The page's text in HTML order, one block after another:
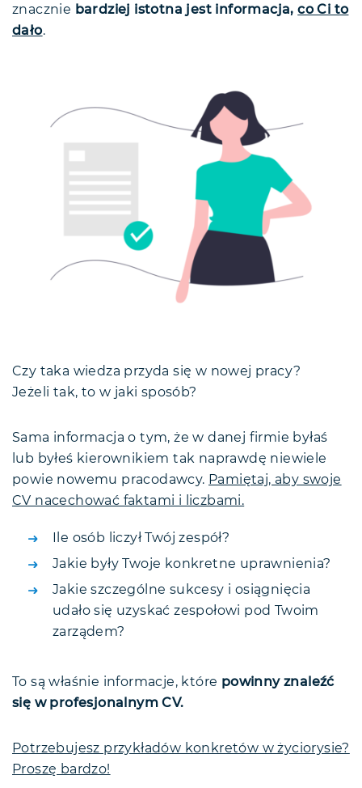
znacznie bardziej istotna jest informacja,co Ci to
dało.
Czy taka wiedza przyda się w nowej pracy?
Jeżeli tak, to w jaki sposób?
Sama informacja o tym, że w danej firmie byłaś
lub byłeś kierownikiem tak naprawdę niewiele
powie nowemu pracodawcy. Pamiętaj, aby swoje
CV nacechować faktami i liczbami.
Ile osób liczył Twój zespół?
Jakie były Twoje konkretne uprawnienia?
Jakie szczególne sukcesy i osiągnięcia
udało się uzyskać zespołowi pod Twoim
zarządem?
To są właśnie informacje, które powinny znaleźć
się w profesjonalnym CV.
Potrzebujesz przykładów konkretów w życiorysie?
Proszę bardzo!